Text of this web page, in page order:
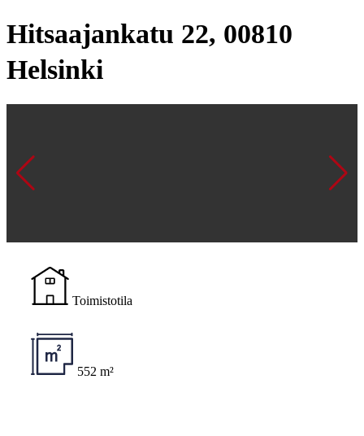
Hitsaajankatu 22, 00810
Helsinki
Toimistotila
552 m²